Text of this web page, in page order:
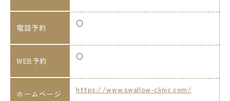
電話予約 ○
WEB予約 ○
ホームページ https://www.swallow-clinic.com/